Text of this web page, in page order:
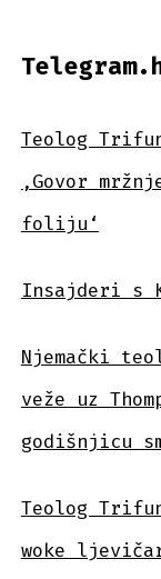
Teolog
‚Govor
foliju‘
Insajderi s
Njemački
veže uz
godišnjicu
Teolog
woke